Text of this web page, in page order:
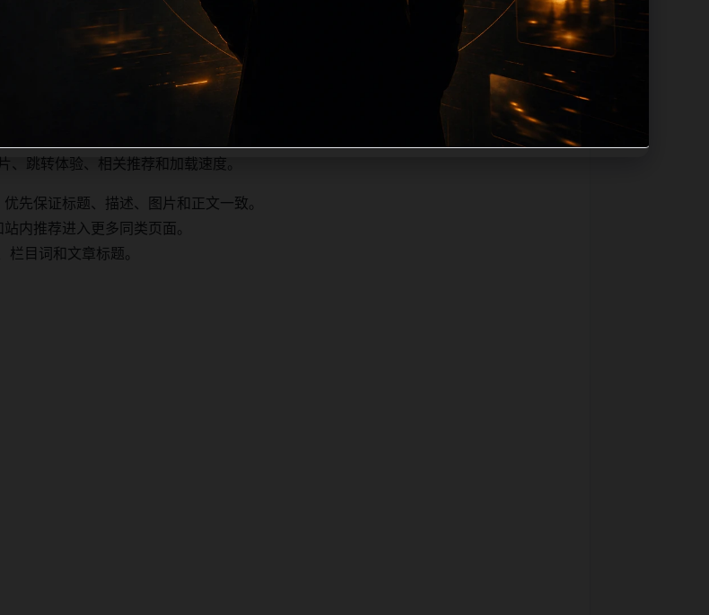
复首段，优先补充不同关键词、不同栏目词和不同问题角度。栏目页则保留清晰入口，方
跳转体验、相关推荐和加载速度。
先保证标题、描述、图片和正文一致。
内推荐进入更多同类页面。
栏目词和文章标题。